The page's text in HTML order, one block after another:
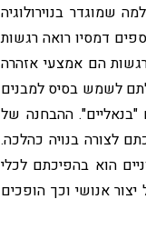
שמוגדר בנוירולוגיה
דמסיו רואה רגשות
הם אמצעי אזהרה
לשמש בסיס למבנים
"בנאליים". ההבחנה של
לצורה בנויה כהלכה.
הוא בהפיכתם לכלי
אנושי וכך הופכים